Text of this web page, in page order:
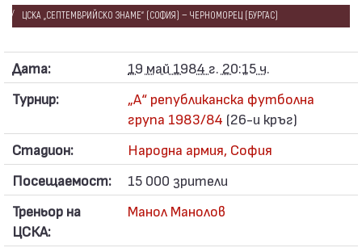
ЦСКА „СЕПТЕМВРИЙСКО ЗНАМЕ“ (СОФИЯ) — ЧЕРНОМОРЕЦ (БУРГАС)
Дата:
19 май 1984 г. 20:15 ч.
Турнир:
„А“ републиканска футболна
група 1983/84 (26-и кръг)
Стадион:
Народна армия, София
Посещаемост:
15 000 зрители
Треньор на
ЦСКА:
Манол Манолов